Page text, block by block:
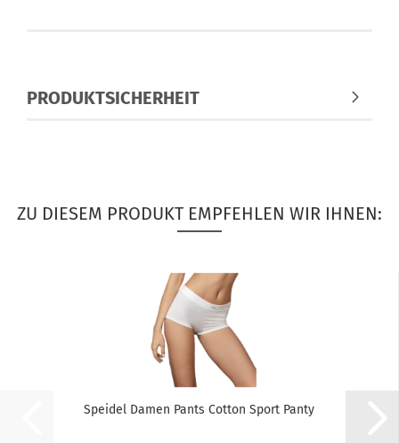
PRODUKTSICHERHEIT
ZU DIESEM PRODUKT EMPFEHLEN WIR IHNEN:
Speidel Damen Pants Cotton Sport Panty